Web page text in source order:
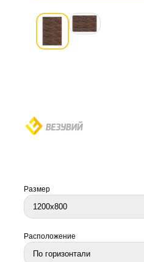
Размер
Расположение